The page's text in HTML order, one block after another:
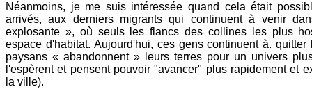
Néanmoins, je me suis intéressée quand cela était
arrivés, aux derniers migrants qui continuent à venir
explosante », où seuls les flancs des collines les plus
espace d'habitat. Aujourd'hui, ces gens continuent à.
paysans « abandonnent » leurs terres pour un univers
l'espèrent et pensent pouvoir "avancer" plus rapidement et
la ville).